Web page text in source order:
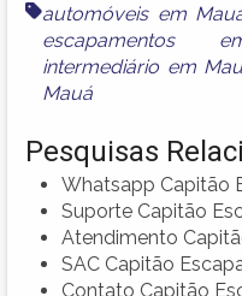
automóveis em
escapamentos
intermediário em
Mauá
Pesquisas
Whatsapp Capitão
Suporte Capitão
Atendimento
SAC Capitão
Contato Capitão